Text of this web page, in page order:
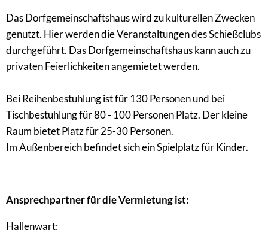
Das Dorfgemeinschaftshaus wird zu kulturellen Zwecken
genutzt. Hier werden die Veranstaltungen des Schießclubs
durchgeführt. Das Dorfgemeinschaftshaus kann auch zu
privaten Feierlichkeiten angemietet werden.
Bei Reihenbestuhlung ist für 130 Personen und bei
Tischbestuhlung für 80 - 100 Personen Platz. Der kleine
Raum bietet Platz für 25-30 Personen.
Im Außenbereich befindet sich ein Spielplatz für Kinder.
Ansprechpartner für die Vermietung ist:
Hallenwart: